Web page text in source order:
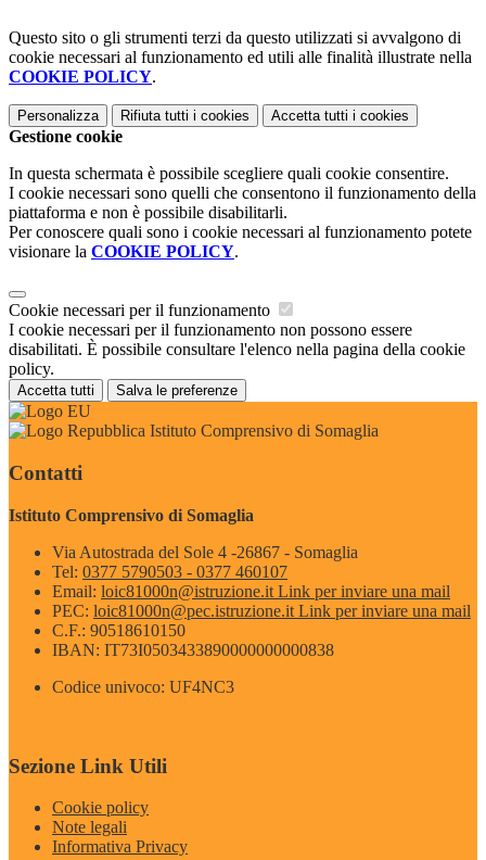
Questo sito o gli strumenti terzi da questo utilizzati si avvalgono di
cookie necessari al funzionamento ed utili alle finalità illustrate nella
COOKIE POLICY.
Personalizza Rifiuta tutti i cookies Accetta tutti i cookies
Gestione cookie
In questa schermata è possibile scegliere quali cookie consentire.
I cookie necessari sono quelli che consentono il funzionamento della
piattaforma e non è possibile disabilitarli.
Per conoscere quali sono i cookie necessari al funzionamento potete
visionare la COOKIE POLICY.
Cookie necessari per il funzionamento
I cookie necessari per il funzionamento non possono essere
disabilitati. È possibile consultare l'elenco nella pagina della cookie
policy.
Accetta tutti Salva le preferenze
Istituto Comprensivo di Somaglia
Contatti
Istituto Comprensivo di Somaglia
Via Autostrada del Sole 4 -26867 - Somaglia
Tel: 0377 5790503 - 0377 460107
Email: loic81000n@istruzione.it Link per inviare una mail
PEC: loic81000n@pec.istruzione.it Link per inviare una mail
C.F.: 90518610150
IBAN: IT73I0503433890000000000838
Codice univoco: UF4NC3
Sezione Link Utili
Cookie policy
Note legali
Informativa Privacy